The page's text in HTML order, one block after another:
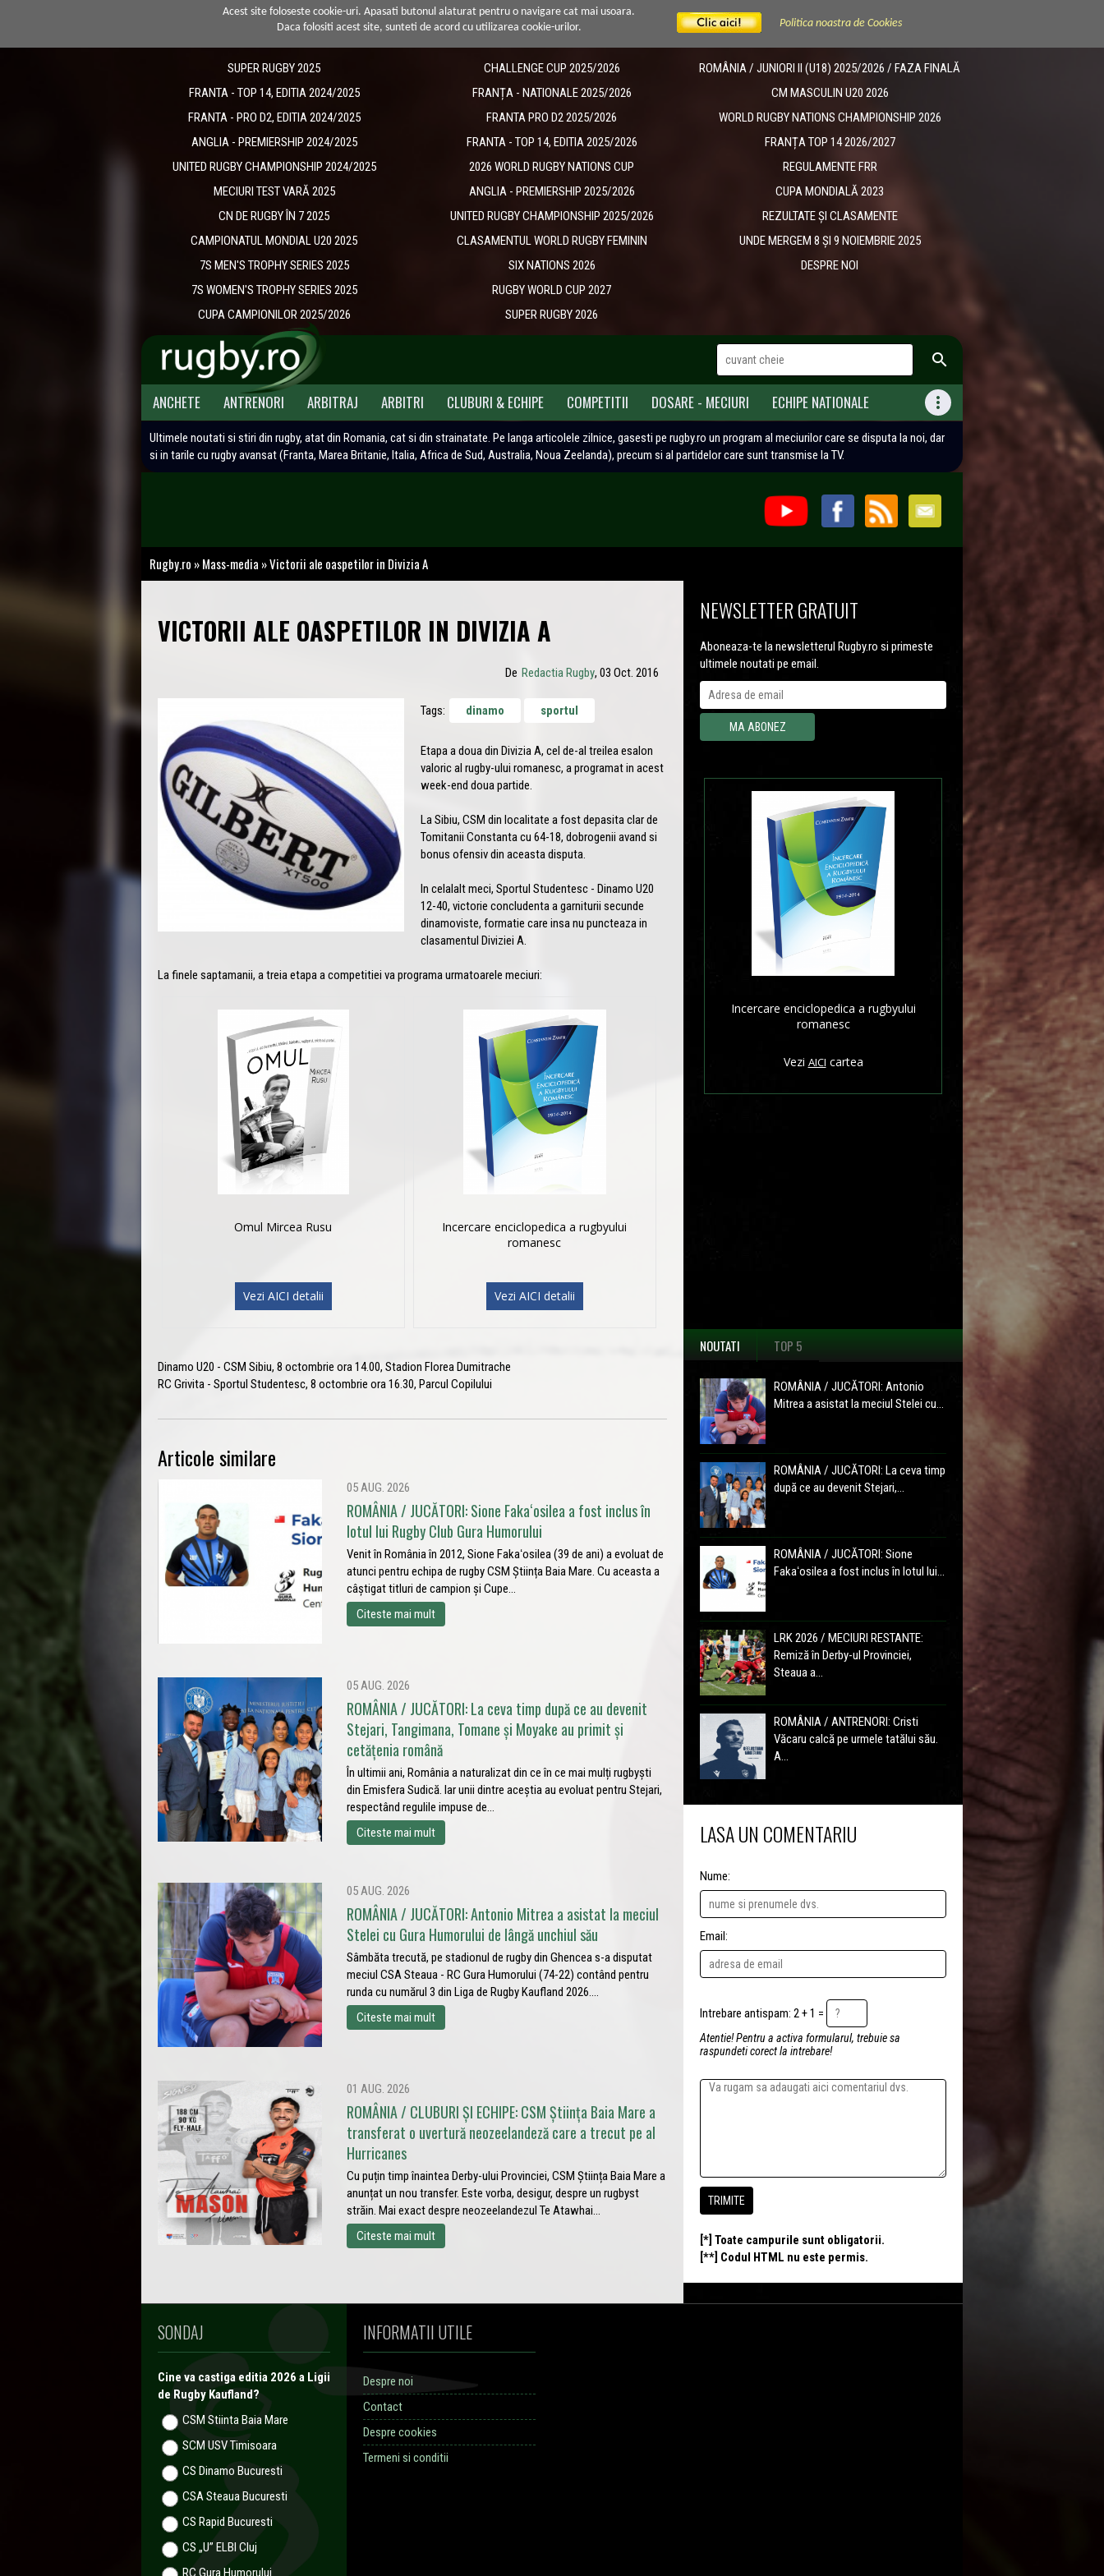
Politica noastra de Cookies
Acest site foloseste cookie-uri. Apasati butonul alaturat pentru o navigare cat mai usoara.
Daca folositi acest site, sunteti de acord cu utilizarea cookie-urilor.
SUPER RUGBY 2025
FRANTA - TOP 14, EDITIA 2024/2025
FRANTA - PRO D2, EDITIA 2024/2025
ANGLIA - PREMIERSHIP 2024/2025
UNITED RUGBY CHAMPIONSHIP 2024/2025
MECIURI TEST VARĂ 2025
CN DE RUGBY ÎN 7 2025
CAMPIONATUL MONDIAL U20 2025
7S MEN'S TROPHY SERIES 2025
7S WOMEN'S TROPHY SERIES 2025
CUPA CAMPIONILOR 2025/2026
CHALLENGE CUP 2025/2026
​FRANȚA - NATIONALE 2025/2026
FRANTA PRO D2 2025/2026
FRANTA - TOP 14, EDITIA 2025/2026
2026 WORLD RUGBY NATIONS CUP
ANGLIA - PREMIERSHIP 2025/2026
UNITED RUGBY CHAMPIONSHIP 2025/2026
CLASAMENTUL WORLD RUGBY FEMININ
SIX NATIONS 2026
RUGBY WORLD CUP 2027
SUPER RUGBY 2026
ROMÂNIA / JUNIORI II (U18) 2025/2026 / FAZA FINALĂ
CM MASCULIN U20 2026
WORLD RUGBY NATIONS CHAMPIONSHIP 2026
FRANȚA TOP 14 2026/2027
REGULAMENTE FRR
CUPA MONDIALĂ 2023
REZULTATE ȘI CLASAMENTE
UNDE MERGEM 8 ȘI 9 NOIEMBRIE 2025
DESPRE NOI

ANCHETE ANTRENORI ARBITRAJ ARBITRI CLUBURI & ECHIPE COMPETITII DOSARE - MECIURI ECHIPE NATIONALE 
Ultimele noutati si stiri din rugby, atat din Romania, cat si din strainatate. Pe langa articolele zilnice, gasesti pe rugby.ro un program al meciurilor care se disputa la noi, dar
si in tarile cu rugby avansat (Franta, Marea Britanie, Italia, Africa de Sud, Australia, Noua Zeelanda), precum si al partidelor care sunt transmise la TV.
Rugby.ro »Mass-media »Victorii ale oaspetilor in Divizia A
VICTORII ALE OASPETILOR IN DIVIZIA A
De Redactia Rugby, 03 Oct. 2016
Tags: dinamo sportul
Etapa a doua din Divizia A, cel de-al treilea esalon
valoric al rugby-ului romanesc, a programat in acest
week-end doua partide.
La Sibiu, CSM din localitate a fost depasita clar de
Tomitanii Constanta cu 64-18, dobrogenii avand si
bonus ofensiv din aceasta disputa.
In celalalt meci, Sportul Studentesc - Dinamo U20
12-40, victorie concludenta a garniturii secunde
dinamoviste, formatie care insa nu puncteaza in
clasamentul Diviziei A.
La finele saptamanii, a treia etapa a competitiei va programa urmatoarele meciuri:
Omul Mircea Rusu
Vezi AICI detalii
Incercare enciclopedica a rugbyului
romanesc
Vezi AICI detalii
Dinamo U20 - CSM Sibiu, 8 octombrie ora 14.00, Stadion Florea Dumitrache
RC Grivita - Sportul Studentesc, 8 octombrie ora 16.30, Parcul Copilului
Articole similare
05 AUG. 2026
ROMÂNIA / JUCĂTORI: Sione Fakaʻosilea a fost inclus în
lotul lui Rugby Club Gura Humorului
Venit în România în 2012, Sione Fakaʻosilea (39 de ani) a evoluat de
atunci pentru echipa de rugby CSM Știința Baia Mare. Cu aceasta a
câștigat titluri de campion și Cupe...
Citeste mai mult
05 AUG. 2026
ROMÂNIA / JUCĂTORI: La ceva timp după ce au devenit
Stejari, Tangimana, Tomane și Moyake au primit și
cetățenia română
În ultimii ani, România a naturalizat din ce în ce mai mulți rugbyști
din Emisfera Sudică. Iar unii dintre aceștia au evoluat pentru Stejari,
respectând regulile impuse de...
Citeste mai mult
05 AUG. 2026
ROMÂNIA / JUCĂTORI: Antonio Mitrea a asistat la meciul
Stelei cu Gura Humorului de lângă unchiul său
Sâmbăta trecută, pe stadionul de rugby din Ghencea s-a disputat
meciul CSA Steaua - RC Gura Humorului (74-22) contând pentru
runda cu numărul 3 din Liga de Rugby Kaufland 2026....
Citeste mai mult
01 AUG. 2026
ROMÂNIA / CLUBURI ȘI ECHIPE: CSM Știința Baia Mare a
transferat o uvertură neozeelandeză care a trecut pe al
Hurricanes
Cu puțin timp înaintea Derby-ului Provinciei, CSM Știința Baia Mare a
anunțat un nou transfer. Este vorba, desigur, despre un rugbyst
străin. Mai exact despre neozeelandezul Te Atawhai...
Citeste mai mult
NEWSLETTER GRATUIT
Aboneaza-te la newsletterul Rugby.ro si primeste
ultimele noutati pe email.
Incercare enciclopedica a rugbyului
romanesc
Vezi AICI cartea
NOUTATI TOP 5
ROMÂNIA / JUCĂTORI: Antonio
Mitrea a asistat la meciul Stelei cu...
ROMÂNIA / JUCĂTORI: La ceva timp
după ce au devenit Stejari,...
ROMÂNIA / JUCĂTORI: Sione
Fakaʻosilea a fost inclus în lotul lui...
LRK 2026 / MECIURI RESTANTE:
Remiză în Derby-ul Provinciei,
Steaua a...
ROMÂNIA / ANTRENORI: Cristi
Văcaru calcă pe urmele tatălui său.
A...
LASA UN COMENTARIU
Nume:
Email:
Intrebare antispam: 2 + 1 =
Atentie! Pentru a activa formularul, trebuie sa
raspundeti corect la intrebare!
[*] Toate campurile sunt obligatorii.
[**] Codul HTML nu este permis.
SONDAJ
Cine va castiga editia 2026 a Ligii
de Rugby Kaufland?
CSM Stiinta Baia Mare
SCM USV Timisoara
CS Dinamo Bucuresti
CSA Steaua Bucuresti
CS Rapid Bucuresti
CS „U” ELBI Cluj
RC Gura Humorului
INFORMATII UTILE
Despre noi
Contact
Despre cookies
Termeni si conditii